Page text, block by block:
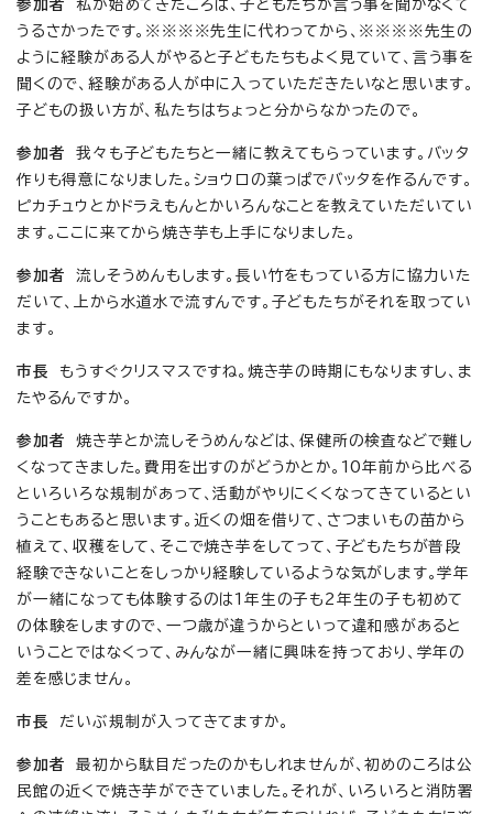
参加者
私が始めてきたころは、子どもたちが言う事を聞かなくて
うるさかったです。※※※※先生に代わってから、※※※※先生の
ように経験がある人がやると子どもたちもよく見ていて、言う事を
聞くので、経験がある人が中に入っていただきたいなと思います。
子どもの扱い方が、私たちはちょっと分からなかったので。
参加者
我々も子どもたちと一緒に教えてもらっています。バッタ
作りも得意になりました。ショウロの葉っぱでバッタを作るんです。
ピカチュウとかドラえもんとかいろんなことを教えていただいてい
ます。ここに来てから焼き芋も上手になりました。
参加者
流しそうめんもします。長い竹をもっている方に協力いた
だいて、上から水道水で流すんです。子どもたちがそれを取ってい
ます。
市長
もうすぐクリスマスですね。焼き芋の時期にもなりますし、ま
たやるんですか。
参加者
焼き芋とか流しそうめんなどは、保健所の検査などで難し
くなってきました。費用を出すのがどうかとか。10年前から比べる
といろいろな規制があって、活動がやりにくくなってきているとい
うこともあると思います。近くの畑を借りて、さつまいもの苗から
植えて、収穫をして、そこで焼き芋をしてって、子どもたちが普段
経験できないことをしっかり経験しているような気がします。学年
が一緒になっても体験するのは1年生の子も2年生の子も初めて
の体験をしますので、一つ歳が違うからといって違和感があると
いうことではなくって、みんなが一緒に興味を持っており、学年の
差を感じません。
市長 だいぶ規制が入ってきてますか。
参加者
最初から駄目だったのかもしれませんが、初めのころは公
民館の近くで焼き芋ができていました。それが、いろいろと消防署